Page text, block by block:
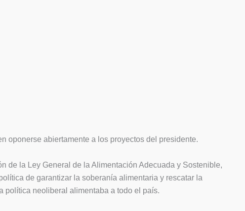
oponerse abiertamente a los proyectos del presidente.
de la Ley General de la Alimentación Adecuada y Sostenible,
de garantizar la soberanía alimentaria y rescatar la
política neoliberal alimentaba a todo el país.